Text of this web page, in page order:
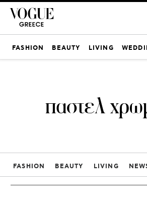
FASHION BEAUTY LIVING
παστελ
FASHION BEAUTY LIVING